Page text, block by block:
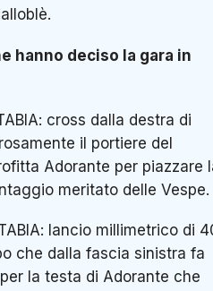
hanno deciso la gara in
cross dalla destra di
il portiere del
Adorante per piazzare
meritato delle Vespe.
lancio millimetrico di
che dalla fascia sinistra fa
la testa di Adorante che